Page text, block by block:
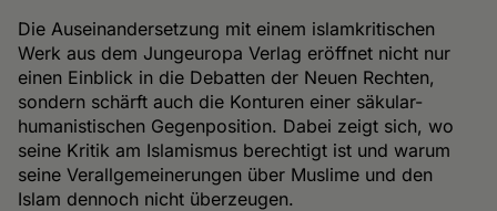
Die Auseinandersetzung mit einem islamkritischen
Werk aus dem Jungeuropa Verlag eröffnet nicht nur
einen Einblick in die Debatten der Neuen Rechten,
sondern schärft auch die Konturen einer säkular-
humanistischen Gegenposition. Dabei zeigt sich, wo
seine Kritik am Islamismus berechtigt ist und warum
seine Verallgemeinerungen über Muslime und den
Islam dennoch nicht überzeugen.